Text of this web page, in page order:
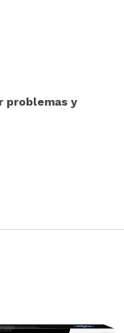
problemas y